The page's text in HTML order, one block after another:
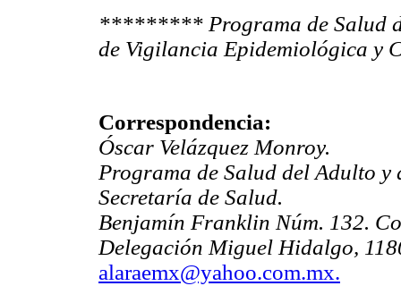
********* Programa de Salud
de Vigilancia Epidemiológica y
Correspondencia:
Óscar Velázquez Monroy.
Programa de Salud del Adulto y
Secretaría de Salud.
Benjamín Franklin Núm. 132.
Delegación Miguel Hidalgo,
alaraemx@yahoo.com.mx.